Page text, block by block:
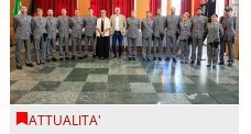
ATTUALITA'